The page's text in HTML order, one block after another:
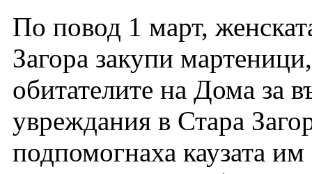
По повод 1 март,
Загора закупи
обитателите на Дома за
увреждания в Стара
подпомогнаха каузата